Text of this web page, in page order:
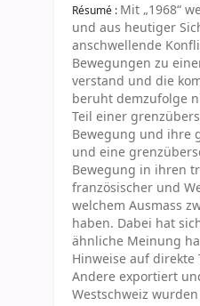
Résumé : Mit „1968“
und aus heutiger
anschwellende
Bewegungen zu
verstand und die
beruht demzufolge
Teil einer
Bewegung und ihre
und eine
Bewegung in ihren
französischer und
welchem Ausmass
haben. Dabei hat
ähnliche Meinung
Hinweise auf direkte
Andere exportiert
Westschweiz